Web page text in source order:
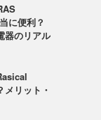
に便利？
器のリアル
リット・